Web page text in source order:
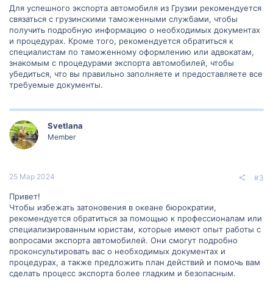
Для успешного экспорта автомобиля из Грузии рекомендуется
связаться с грузинскими таможенными службами, чтобы
получить подробную информацию о необходимых документах
и процедурах. Кроме того, рекомендуется обратиться к
специалистам по таможенному оформлению или адвокатам,
знакомым с процедурами экспорта автомобилей, чтобы
убедиться, что вы правильно заполняете и предоставляете все
требуемые документы.
Svetlana
Member
25 Мар 2024 #3
Привет!
Чтобы избежать затоновения в океане бюрократии,
рекомендуется обратиться за помощью к профессионалам или
специализированным юристам, которые имеют опыт работы с
вопросами экспорта автомобилей. Они смогут подробно
проконсультировать вас о необходимых документах и
процедурах, а также предложить план действий и помочь вам
сделать процесс экспорта более гладким и безопасным.